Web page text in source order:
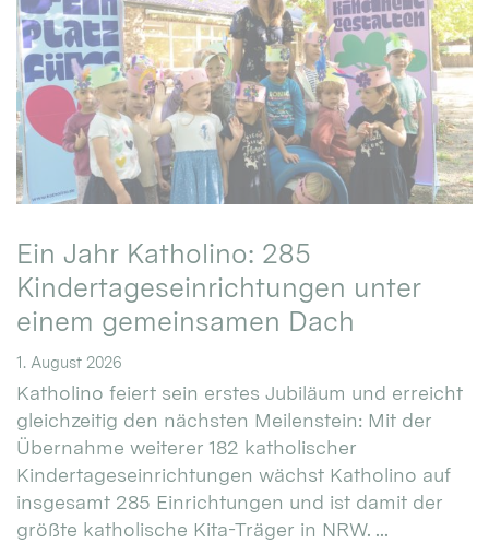
Ein Jahr Katholino: 285
Kindertageseinrichtungen unter
einem gemeinsamen Dach
1. August 2026
Katholino feiert sein erstes Jubiläum und erreicht
gleichzeitig den nächsten Meilenstein: Mit der
Übernahme weiterer 182 katholischer
Kindertageseinrichtungen wächst Katholino auf
insgesamt 285 Einrichtungen und ist damit der
größte katholische Kita-Träger in NRW. ...